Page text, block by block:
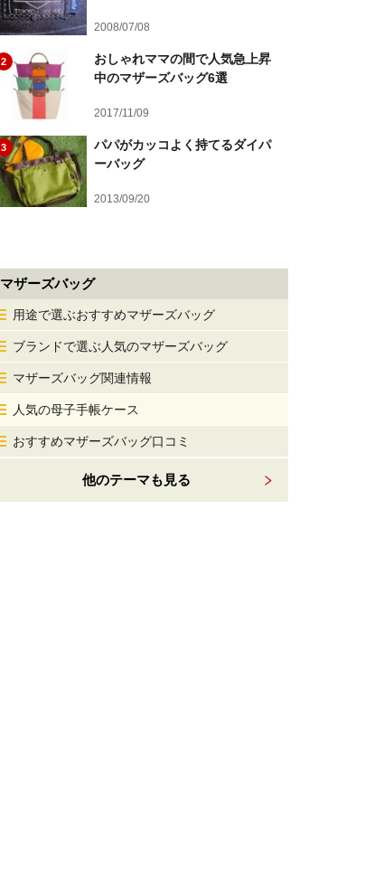
2008/07/08
2
おしゃれママの間で人気急上昇
中のマザーズバッグ6選
2017/11/09
3
パパがカッコよく持てるダイパ
ーバッグ
2013/09/20
マザーズバッグ
用途で選ぶおすすめマザーズバッグ
ブランドで選ぶ人気のマザーズバッグ
マザーズバッグ関連情報
人気の母子手帳ケース
おすすめマザーズバッグ口コミ
他のテーマも見る